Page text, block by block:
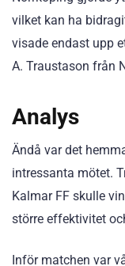
vilket kan ha
visade endast upp
A. Traustason från
Analys
Ändå var det
intressanta mötet.
Kalmar FF skulle
större effektivitet
Inför matchen var